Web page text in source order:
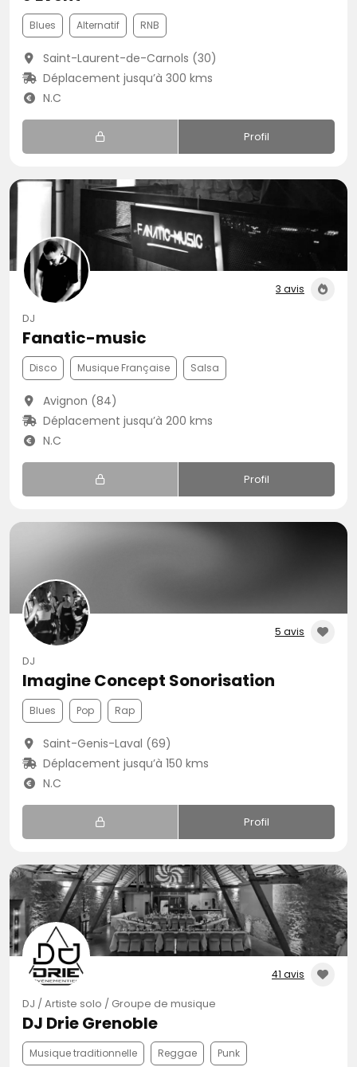
Blues Alternatif RNB
Saint-Laurent-de-Carnols (30)
Déplacement jusqu’à 300 kms
N.C
Profil
3 avis
DJ
Fanatic-music
Disco Musique Française Salsa
Avignon (84)
Déplacement jusqu’à 200 kms
N.C
Profil
5 avis
DJ
Imagine Concept Sonorisation
Blues Pop Rap
Saint-Genis-Laval (69)
Déplacement jusqu’à 150 kms
N.C
Profil
41 avis
DJ / Artiste solo / Groupe de musique
DJ Drie Grenoble
Musique traditionnelle Reggae Punk